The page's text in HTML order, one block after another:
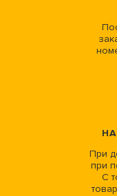
При
при
С